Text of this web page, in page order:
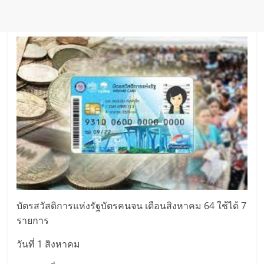
บัตรสวัสดิการแห่งรัฐบัตรคนจน เดือนสิงหาคม 64 ใช้ได้ 7
รายการ
วันที่ 1 สิงหาคม